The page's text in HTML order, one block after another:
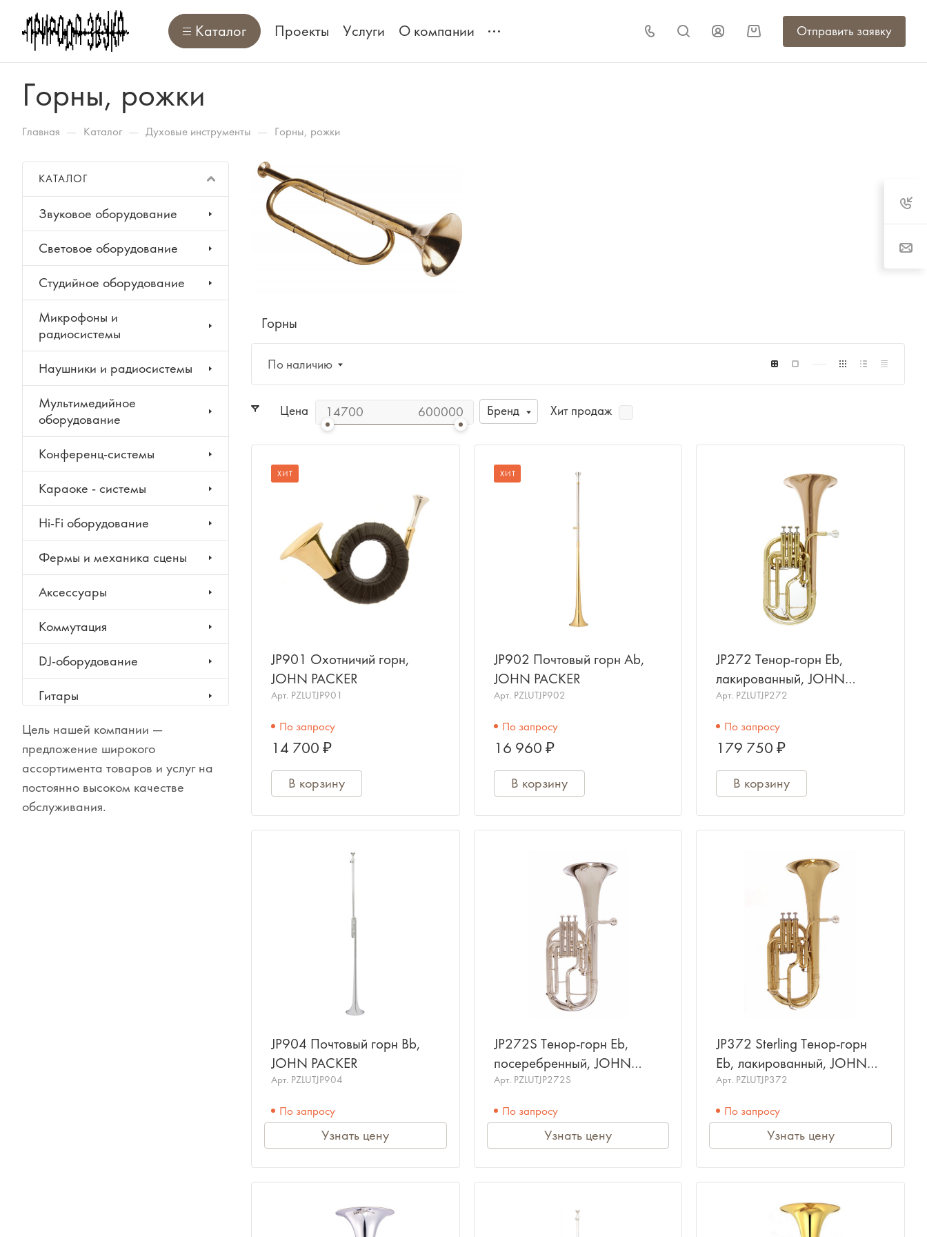
Каталог Проекты Услуги О компании Отправить заявку
Горны, рожки
Главная — Каталог — Духовые инструменты — Горны, рожки
Горны
По наличию
Цена Бренд Хит продаж
ХИТ
JP901 Охотничий горн,
JOHN PACKER
Арт. PZLUTJP901
По запросу
14 700 ₽
В корзину
ХИТ
JP902 Почтовый горн Ab,
JOHN PACKER
Арт. PZLUTJP902
По запросу
16 960 ₽
В корзину
JP272 Тенор-горн Eb,
лакированный, JOHN
PACKER
Арт. PZLUTJP272
По запросу
179 750 ₽
В корзину
JP904 Почтовый горн Bb,
JOHN PACKER
Арт. PZLUTJP904
По запросу
Узнать цену
JP272S Тенор-горн Eb,
посеребренный, JOHN
PACKER
Арт. PZLUTJP272S
По запросу
Узнать цену
JP372 Sterling Тенор-горн
Eb, лакированный, JOHN
PACKER
Арт. PZLUTJP372
По запросу
Узнать цену
КАТАЛОГ
Звуковое оборудование
Световое оборудование
Студийное оборудование
Микрофоны и
радиосистемы
Наушники и радиосистемы
Мультимедийное
оборудование
Конференц-системы
Караоке - системы
Hi-Fi оборудование
Фермы и механика сцены
Аксессуары
Коммутация
DJ-оборудование
Гитары
Клавишные инструменты
Ударные инструменты
Цель нашей компании —
предложение широкого
ассортимента товаров и услуг на
постоянно высоком качестве
обслуживания.